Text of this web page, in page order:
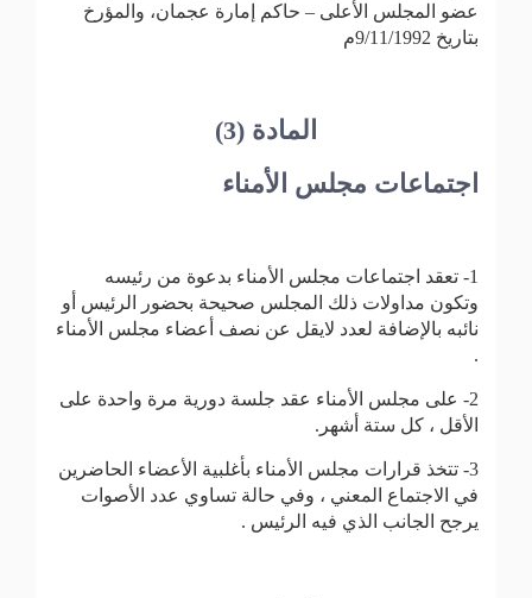
عضو المجلس الأعلى – حاكم إمارة عجمان، والمؤرخ
بتاريخ 9/11/1992م
المادة (3)
اجتماعات مجلس الأمناء
1- تعقد اجتماعات مجلس الأمناء بدعوة من رئيسه
وتكون مداولات ذلك المجلس صحيحة بحضور الرئيس أو
نائبه بالإضافة لعدد لايقل عن نصف أعضاء مجلس الأمناء
.
2- على مجلس الأمناء عقد جلسة دورية مرة واحدة على
الأقل ، كل ستة أشهر.
3- تتخذ قرارات مجلس الأمناء بأغلبية الأعضاء الحاضرين
في الاجتماع المعني ، وفي حالة تساوي عدد الأصوات
يرجح الجانب الذي فيه الرئيس .